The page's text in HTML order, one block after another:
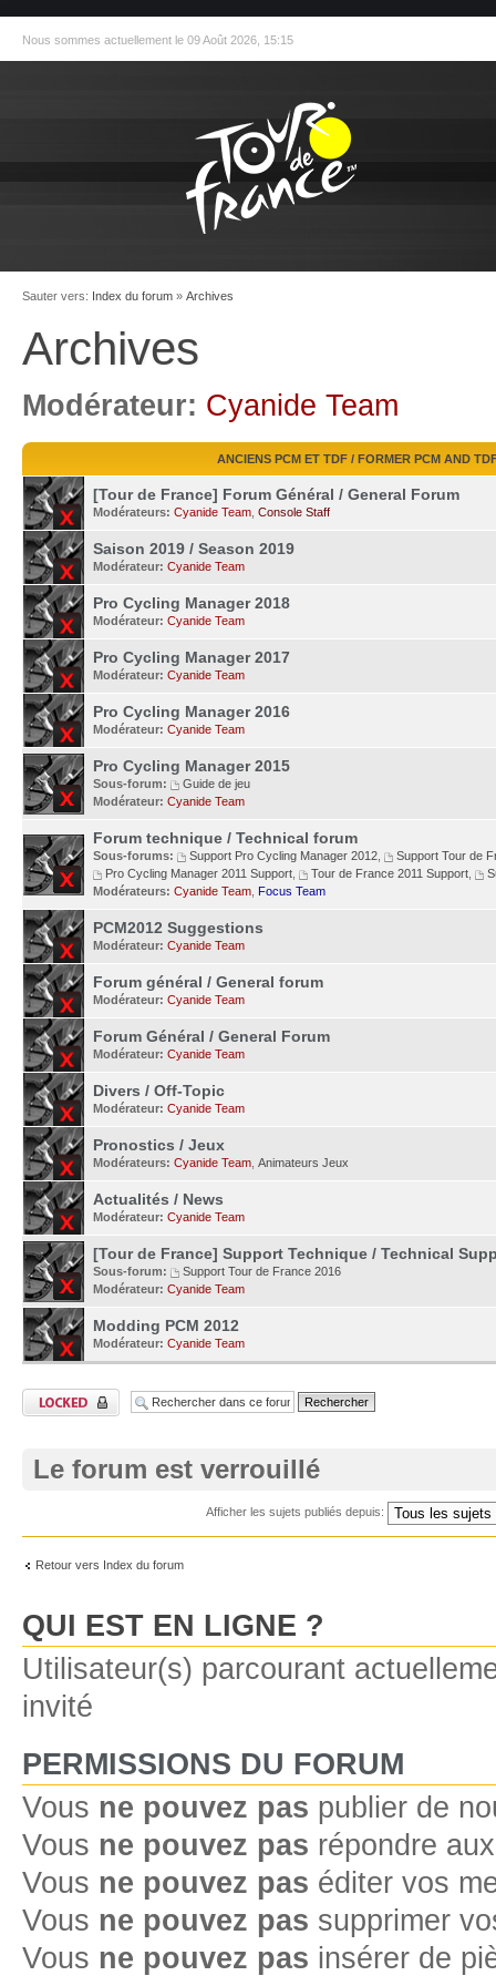
Nous sommes actuellement le 09 Août 2026, 15:15
Sauter vers: Index du forum » Archives
Archives
Modérateur: Cyanide Team
ANCIENS PCM ET TDF / FORMER PCM AND
[Tour de France] Forum Général / General Forum
Modérateurs: Cyanide Team Console Staff
Saison 2019 / Season 2019
Modérateur: Cyanide Team
Pro Cycling Manager 2018
Modérateur: Cyanide Team
Pro Cycling Manager 2017
Modérateur: Cyanide Team
Pro Cycling Manager 2016
Modérateur: Cyanide Team
Pro Cycling Manager 2015
Sous-forum:
Guide de jeu
Modérateur: Cyanide Team
Forum technique / Technical forum
Sous-forums: Support Pro Cycling Manager 2012
Support Tour de
Pro Cycling Manager 2011 Support
Tour de France 2011 Support
Modérateurs: Cyanide Team Focus Team
PCM2012 Suggestions
Modérateur: Cyanide Team
Forum général / General forum
Modérateur: Cyanide Team
Forum Général / General Forum
Modérateur: Cyanide Team
Divers / Off-Topic
Modérateur: Cyanide Team
Pronostics / Jeux
Modérateurs: Cyanide Team Animateurs Jeux
Actualités / News
Modérateur: Cyanide Team
[Tour de France] Support Technique / Technical
Sous-forum:
Support Tour de France 2016
Modérateur: Cyanide Team
Modding PCM 2012
Modérateur: Cyanide Team
Le forum est verrouillé
Afficher les sujets publiés depuis:
Retour vers Index du forum
QUI EST EN LIGNE ?
Utilisateur(s) parcourant
invité
PERMISSIONS DU FORUM
Vous ne pouvez pas publier de
Vous ne pouvez pas répondre
Vous ne pouvez pas éditer vos
Vous ne pouvez pas supprimer
Vous ne pouvez pas insérer de